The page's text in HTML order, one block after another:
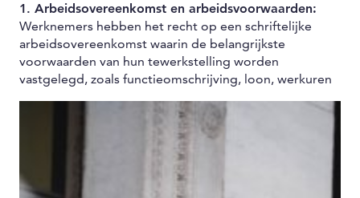
1. Arbeidsovereenkomst en arbeidsvoorwaarden:
Werknemers hebben het recht op een schriftelijke
arbeidsovereenkomst waarin de belangrijkste
voorwaarden van hun tewerkstelling worden
vastgelegd, zoals functieomschrijving, loon, werkuren